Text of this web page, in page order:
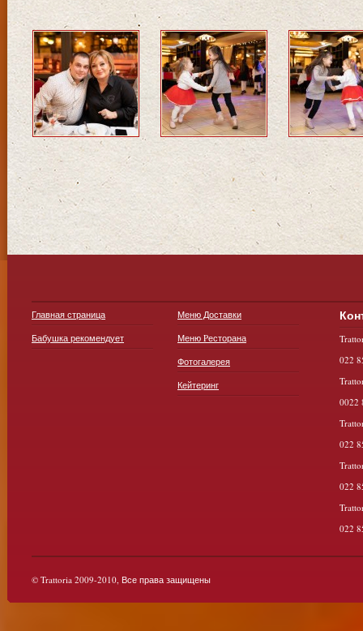
Главная страница
Бабушка рекомендует
Меню Доставки
Меню Pесторана
Фотогалерея
Кейтеринг
022
0022
022
022
022
© Trattoria 2009-2010, Все права защищены